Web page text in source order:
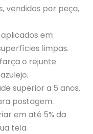
vendidos por peça,
em
limpas.
o rejunte
superior a 5 anos.
postagem.
em até 5% da
tela.